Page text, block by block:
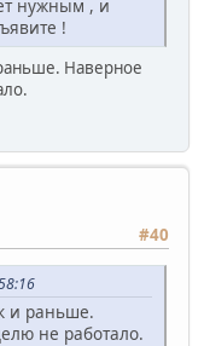
нужным , и
!
Наверное
#40
и раньше.
не работало.